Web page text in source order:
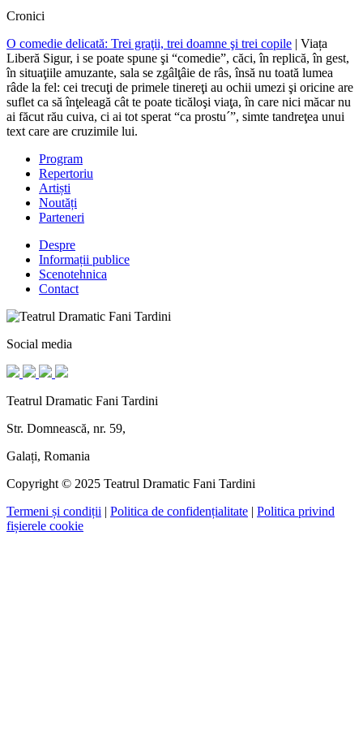
Cronici
O comedie delicată: Trei graţii, trei doamne şi trei copile | Viața
Liberă Sigur, i se poate spune şi “comedie”, căci, în replică, în gest,
în situaţiile amuzante, sala se zgâlţâie de râs, însă nu toată lumea
râde la fel: cei trecuţi de primele tinereţi au ochii umezi şi oricine are
suflet ca să înţeleagă cât te poate ticăloşi viaţa, în care nici măcar nu
ai făcut rău cuiva, ci ai tot sperat “ca prostu´”, simte tandreţea unui
text care are cruzimile lui.
Program
Repertoriu
Artiști
Noutăți
Parteneri
Despre
Informații publice
Scenotehnica
Contact
Social media
Teatrul Dramatic Fani Tardini
Str. Domnească, nr. 59,
Galați, Romania
Copyright © 2025 Teatrul Dramatic Fani Tardini
Termeni și condiții | Politica de confidențialitate | Politica privind
fișierele cookie